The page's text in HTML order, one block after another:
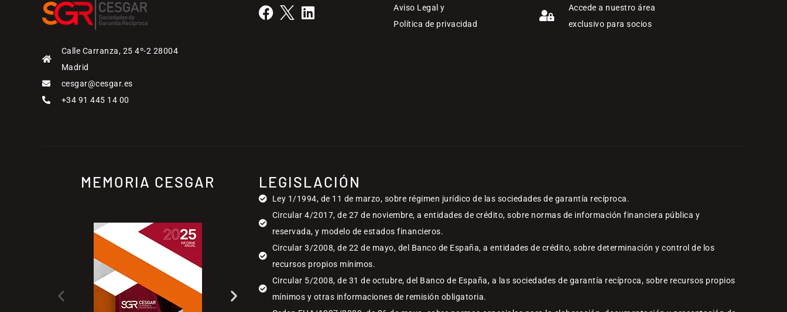
Calle Carranza, 25 4º-2 28004
Madrid
cesgar@cesgar.es
+34 91 445 14 00
Aviso Legal y
Política de privacidad
Accede a nuestro área
exclusivo para socios
MEMORIA CESGAR LEGISLACIÓN
Ley 1/1994, de 11 de marzo, sobre régimen jurídico de las sociedades de garantía recíproca.
Circular 4/2017, de 27 de noviembre, a entidades de crédito, sobre normas de información financiera pública y
reservada, y modelo de estados financieros.
Circular 3/2008, de 22 de mayo, del Banco de España, a entidades de crédito, sobre determinación y control de los
recursos propios mínimos.
Circular 5/2008, de 31 de octubre, del Banco de España, a las sociedades de garantía recíproca, sobre recursos propios
mínimos y otras informaciones de remisión obligatoria.